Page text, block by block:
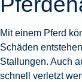
Mit einem Pferd
Schäden
Stallungen. Auch
schnell verletzt